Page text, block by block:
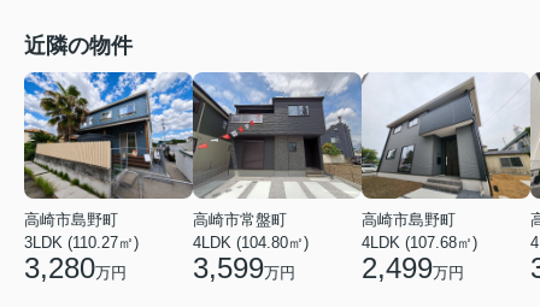
近隣の物件
高崎市島野町
3LDK (110.27㎡)
3,280万円
高崎市常盤町
4LDK (104.80㎡)
3,599万円
高崎市島野町
4LDK (107.68㎡)
2,499万円